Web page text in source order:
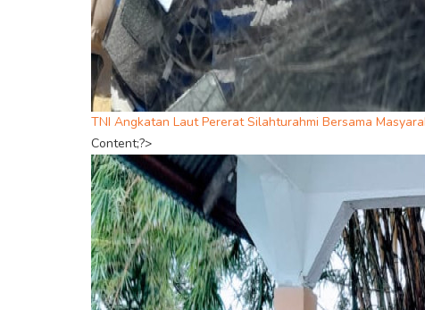
TNI Angkatan Laut Pererat Silahturahmi Bersama
Content;?>